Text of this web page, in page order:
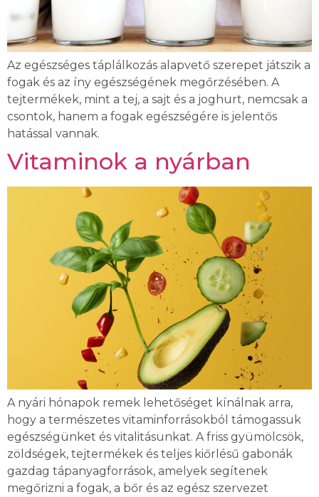
Az egészséges táplálkozás alapvető szerepet játszik a
fogak és az íny egészségének megőrzésében. A
tejtermékek, mint a tej, a sajt és a joghurt, nemcsak a
csontok, hanem a fogak egészségére is jelentős
hatással vannak.
Vitaminok a nyárban
A nyári hónapok remek lehetőséget kínálnak arra,
hogy a természetes vitaminforrásokból támogassuk
egészségünket és vitalitásunkat. A friss gyümölcsök,
zöldségek, tejtermékek és teljes kiőrlésű gabonák
gazdag tápanyagforrások, amelyek segítenek
megőrizni a fogak, a bőr és az egész szervezet